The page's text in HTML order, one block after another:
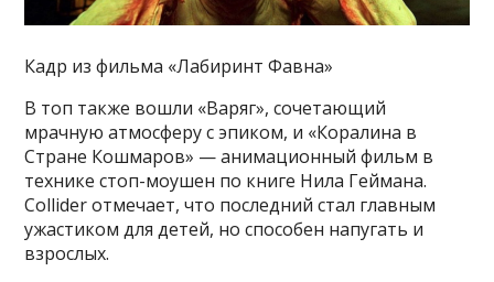
Кадр из фильма «Лабиринт Фавна»
В топ также вошли «Варяг», сочетающий
мрачную атмосферу с эпиком, и «Коралина в
Стране Кошмаров» — анимационный фильм в
технике стоп-моушен по книге Нила Геймана.
Collider отмечает, что последний стал главным
ужастиком для детей, но способен напугать и
взрослых.